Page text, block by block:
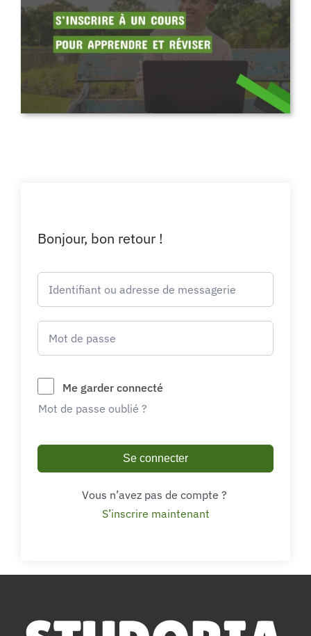
Bonjour, bon retour !
Me garder connecté
Mot de passe oublié ?
Se connecter
Vous n’avez pas de compte ?
S’inscrire maintenant